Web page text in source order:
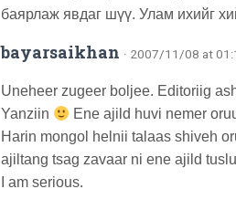
баярлаж явдаг шүү. Улам ихийг
bayarsaikhan · 2007/11/08 at
Uneheer zugeer boljee. Editoriig
Yanziin
Ene ajild huvi nemer
Harin mongol helnii talaas shiveh
ajiltang tsag zavaar ni ene ajild
I am serious.